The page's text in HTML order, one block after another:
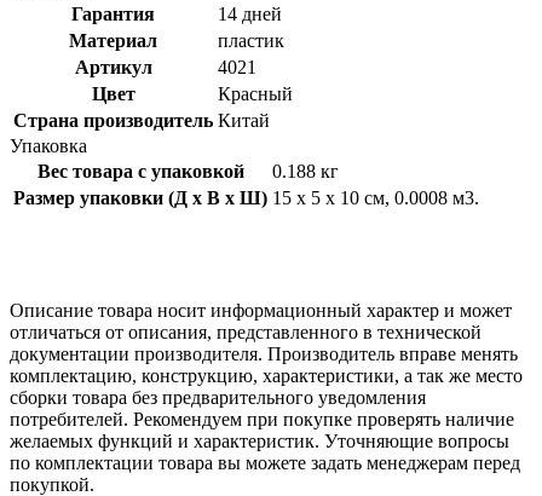
Гарантия
14 дней
Материал
пластик
Артикул
4021
Цвет
Красный
Страна производитель Китай
Упаковка
Вес товара с упаковкой
0.188 кг
Размер упаковки (Д x В x Ш) 15 x 5 x 10 см, 0.0008 м3.
Описание товара носит информационный характер и может
отличаться от описания, представленного в технической
документации производителя. Производитель вправе менять
комплектацию, конструкцию, характеристики, а так же место
сборки товара без предварительного уведомления
потребителей. Рекомендуем при покупке проверять наличие
желаемых функций и характеристик. Уточняющие вопросы
по комплектации товара вы можете задать менеджерам перед
покупкой.